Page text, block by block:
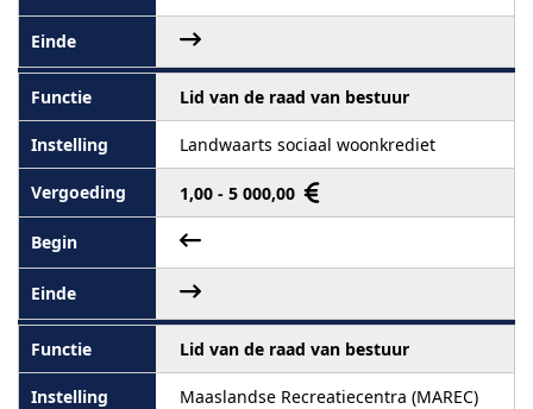
Lid van de raad van bestuur
Landwaarts sociaal woonkrediet
1,00 - 5 000,00
Lid van de raad van bestuur
Maaslandse Recreatiecentra (MAREC)